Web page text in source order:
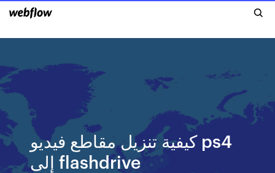
كيفية تنزيل مقاطع فيديو ps4
إلى flashdrive